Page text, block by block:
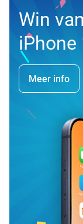
Win
iPhone
Meer info